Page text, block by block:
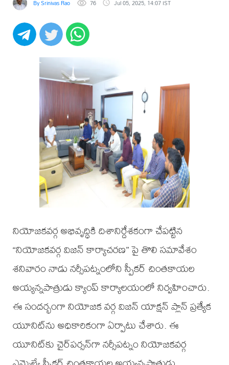
By Srinivas Rao 76 Jul 05, 2025, 14:07 IST
నియోజకవర్గ అభివృద్ధికి దిశానిర్దేశకంగా చేపట్టిన
“నియోజకవర్గ విజన్ కార్యాచరణ” పై తొలి సమావేశం
శనివారం నాడు నర్సీపట్నంలోని స్పీకర్ చింతకాయల
అయ్యన్నపాత్రుడు క్యాంప్ కార్యాలయంలో నిర్వహించారు.
ఈ సందర్భంగా నియోజక వర్గ విజన్ యాక్షన్ ప్లాన్ ప్రత్యేక
యూనిట్‌ను అధికారికంగా ఏర్పాటు చేశారు. ఈ
యూనిట్‌కు చైర్‌పర్సన్‌గా నర్సీపట్నం నియోజకవర్గ